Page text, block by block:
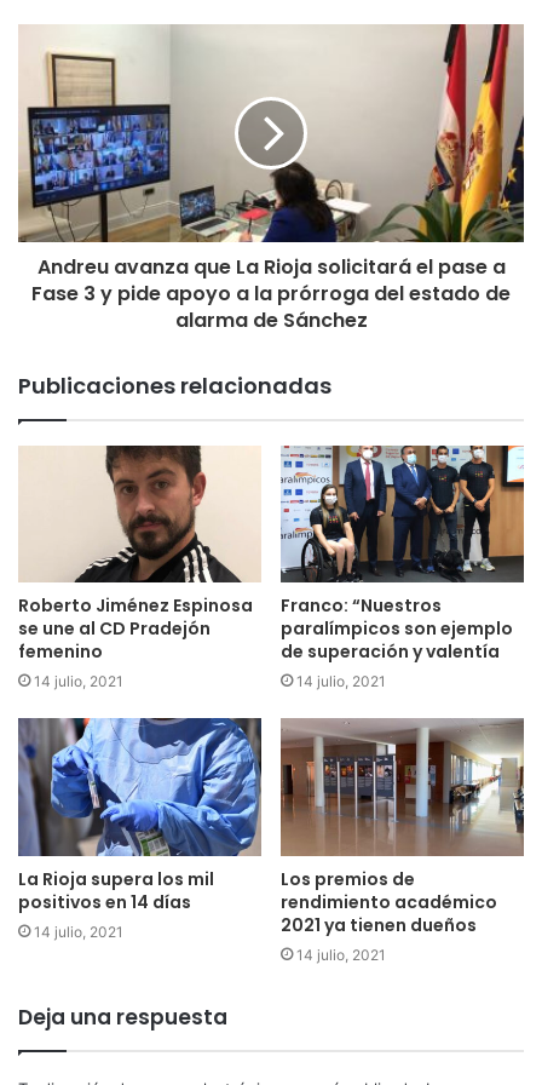
Andreu avanza que La Rioja solicitará el pase a
Fase 3 y pide apoyo a la prórroga del estado de
alarma de Sánchez
Publicaciones relacionadas
Roberto Jiménez Espinosa
se une al CD Pradejón
femenino
14 julio, 2021
Franco: “Nuestros
paralímpicos son ejemplo
de superación y valentía
14 julio, 2021
La Rioja supera los mil
positivos en 14 días
14 julio, 2021
Los premios de
rendimiento académico
2021 ya tienen dueños
14 julio, 2021
Deja una respuesta